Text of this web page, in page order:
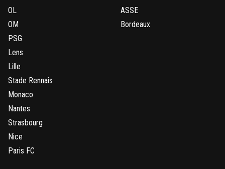
OL
OM
PSG
Lens
Lille
Stade Rennais
Monaco
Nantes
Strasbourg
Nice
Paris FC
ASSE
Bordeaux